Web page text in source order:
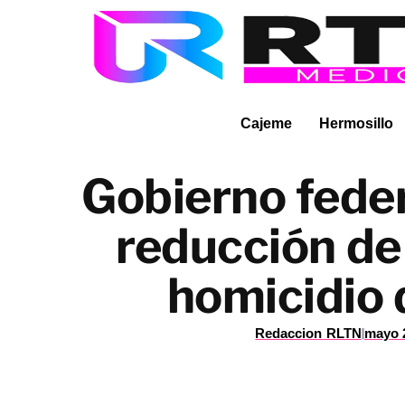
Cajeme Hermosillo
Gobierno
reducción
homicidio
Redaccion RLTN mayo